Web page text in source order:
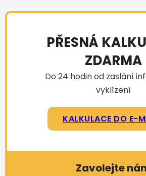
PŘESNÁ
ZDARMA
Do 24 hodin od zaslání
vyklízení
KALKULACE DO E-
Zavolejte